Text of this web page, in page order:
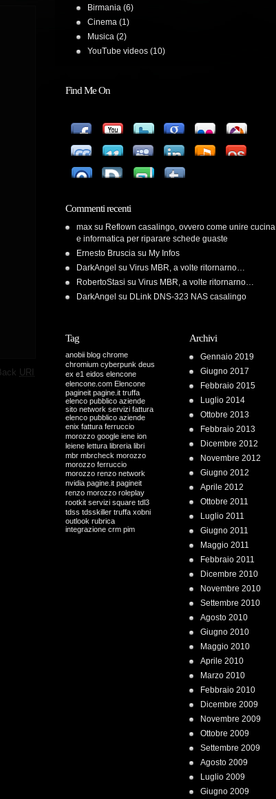
URI
Birmania (6)
Cinema (1)
Musica (2)
YouTube videos (10)
Find Me On
Commenti recenti
max su Reflown casalingo, ovvero come unire cucina
e informatica per riparare schede guaste
Ernesto Bruscia su My Infos
DarkAngel su Virus MBR, a volte ritornarno…
RobertoStasi su Virus MBR, a volte ritornarno…
DarkAngel su DLink DNS-323 NAS casalingo
Tag
anobii blog chrome
chromium cyberpunk deus
ex e1 eidos elencone
elencone.com Elencone
pagineit pagine.it truffa
elenco pubblico aziende
sito network servizi fattura
elenco pubblico aziende
enix fattura ferruccio
morozzo google iene ion
leiene lettura libreria libri
mbr mbrcheck morozzo
morozzo ferruccio
morozzo renzo network
nvidia pagine.it pagineit
renzo morozzo roleplay
rootkit servizi square tdl3
tdss tdsskiller truffa xobni
outlook rubrica
integrazione crm pim
Archivi
Gennaio 2019
Giugno 2017
Febbraio 2015
Luglio 2014
Ottobre 2013
Febbraio 2013
Dicembre 2012
Novembre 2012
Giugno 2012
Aprile 2012
Ottobre 2011
Luglio 2011
Giugno 2011
Maggio 2011
Febbraio 2011
Dicembre 2010
Novembre 2010
Settembre 2010
Agosto 2010
Giugno 2010
Maggio 2010
Aprile 2010
Marzo 2010
Febbraio 2010
Dicembre 2009
Novembre 2009
Ottobre 2009
Settembre 2009
Agosto 2009
Luglio 2009
Giugno 2009